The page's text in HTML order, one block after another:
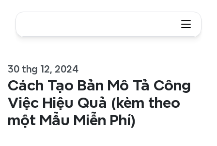
30 thg 12, 2024
Cách Tạo Bản Mô Tả Công
Việc Hiệu Quả (kèm theo
một Mẫu Miễn Phí)